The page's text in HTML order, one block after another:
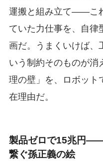
運搬と組み立て——こ
ていた力仕事を、自律
画だ。うまくいけば、
いう制約そのものが消
理の壁」を、ロボッ
在理由だ。
製品ゼロで15兆円
繋ぐ孫正義の絵